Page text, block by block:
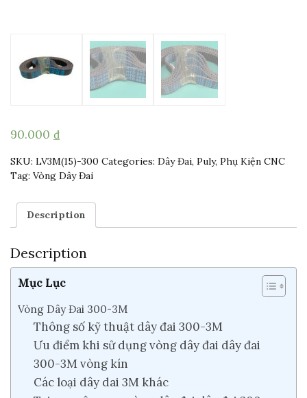
90.000 ₫
SKU: LV3M(15)-300 Categories: Dây Đai, Puly, Phụ Kiện CNC
Tag: Vòng Dây Đai
Description
Description
Mục Lục
Vòng Dây Đai 300-3M
Thông số kỹ thuật dây đai 300-3M
Ưu điểm khi sử dụng vòng dây đai dây đai
300-3M vòng kín
Các loại dây dai 3M khác